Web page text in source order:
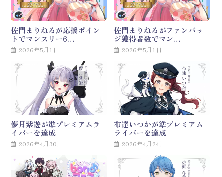
佐門まりねるが応援ポイン
トでマンスリー6…
2026年5月1日
佐門まりねるがファンバッ
ジ獲得者数でマン…
2026年5月1日
儚月紫遊が準プレミアムラ
イバーを達成
2026年4月30日
布達いつかが準プレミアム
ライバーを達成
2026年4月24日